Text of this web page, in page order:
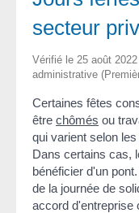
secteur
Vérifié le 25 août
administrative
Certaines fêtes
être chômés ou
qui varient selon
Dans certains cas,
bénéficier d'un
de la journée de
accord d'entreprise